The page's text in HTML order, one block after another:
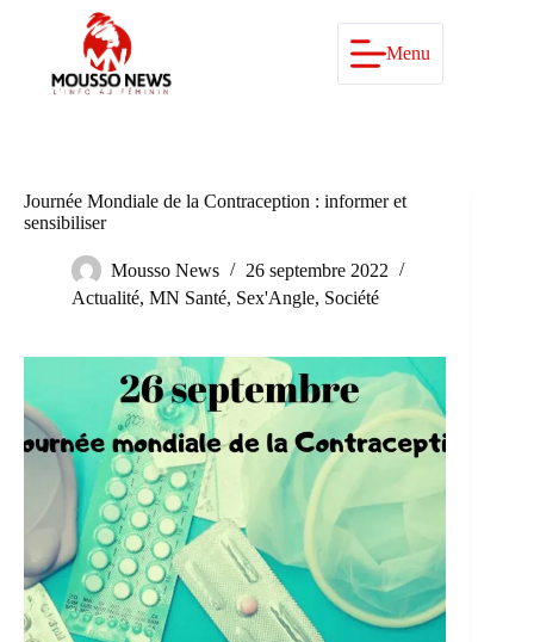
Menu
Journée Mondiale de la Contraception : informer et
sensibiliser
Mousso News
26 septembre 2022
Actualité, MN Santé, Sex'Angle, Société